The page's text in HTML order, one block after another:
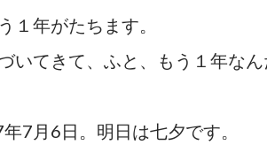
１年がたちます。
いてきて、ふと、もう１年なん
7月6日。明日は七夕です。